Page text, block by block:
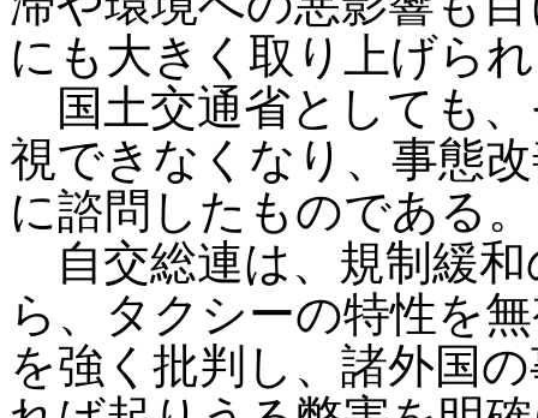
にも大きく取り上げら
国土交通省としても
視できなくなり、事態
に諮問したものである。
自交総連は、規制緩
ら、タクシーの特性を
を強く批判し、諸外国